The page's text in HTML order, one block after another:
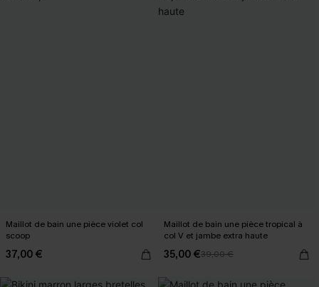
Maillot de bain une pièce violet col
scoop
37,00 €
Maillot de bain une pièce tropical à
col V et jambe extra haute
35,00 €39,00 €